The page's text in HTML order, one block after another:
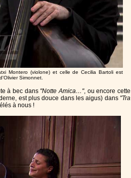
Montero (violone) et celle de Cecilia Bartoli est
Simonnet.
à bec dans "Notte Amica…", ou encore cette
est plus douce dans les aigus) dans "Tra
à nous !